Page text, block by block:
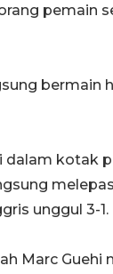
pemain
bermain
dalam kotak
unggul 3-1.
Marc Guehi